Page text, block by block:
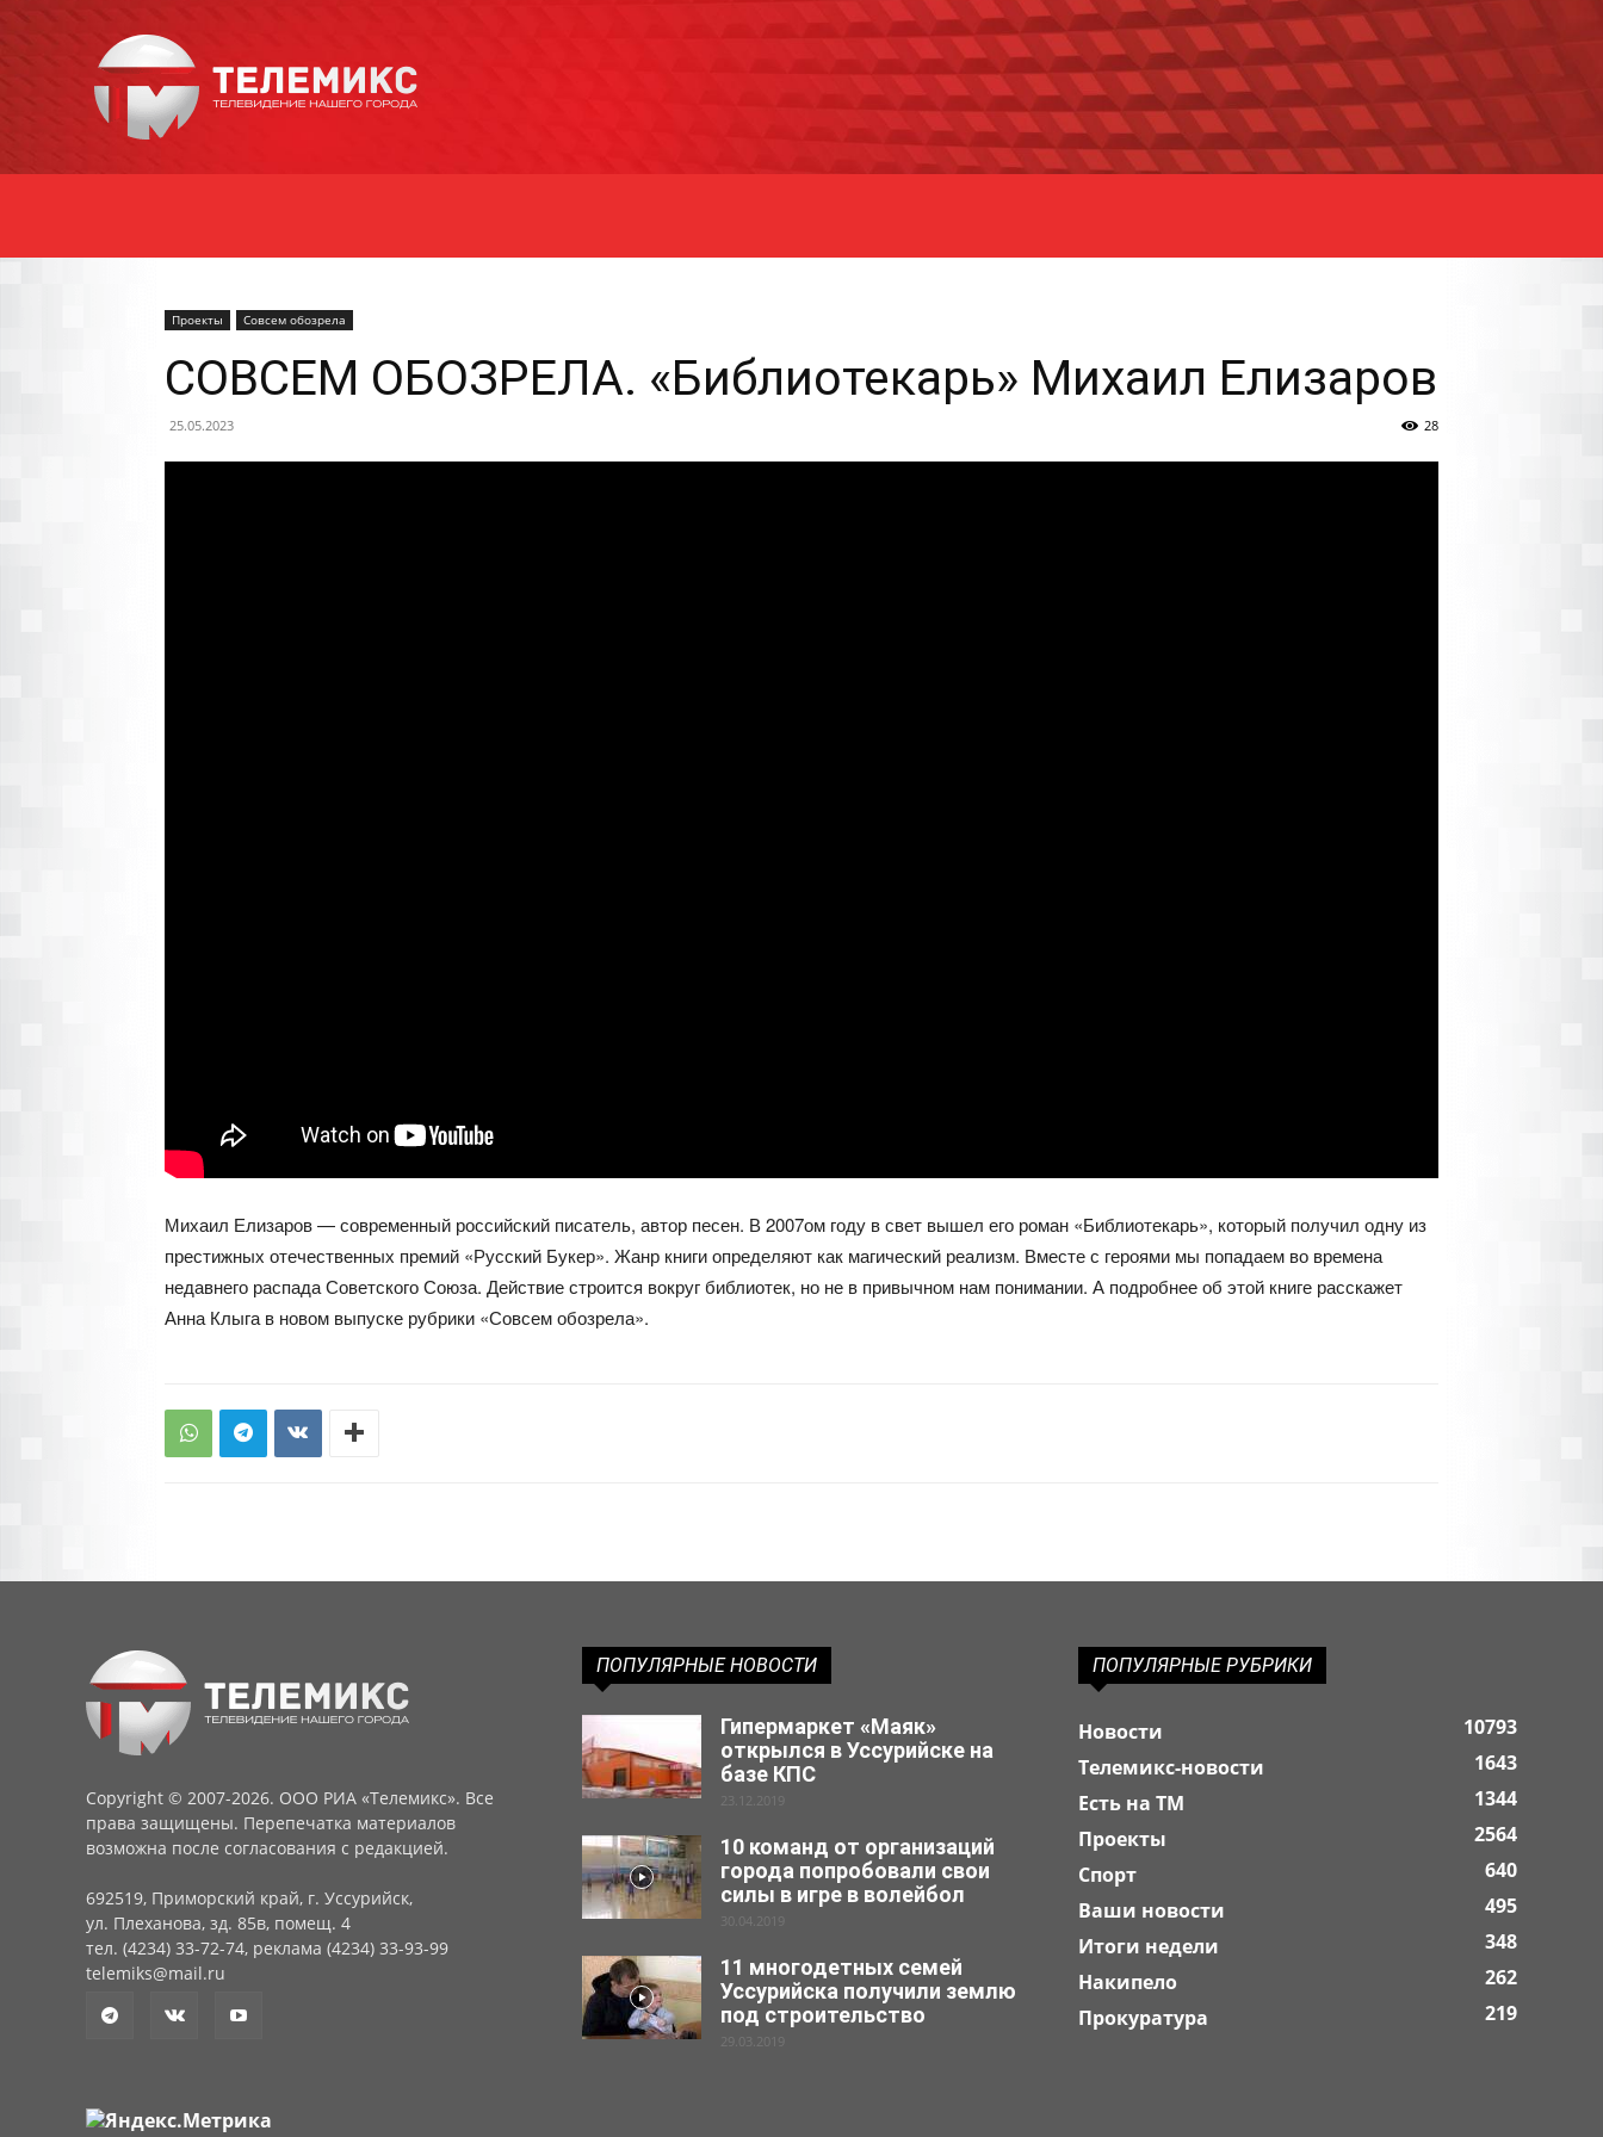
Уссурийска
Проекты Совсем обозрела
СОВСЕМ ОБОЗРЕЛА. «Библиотекарь» Михаил Елизаров
25.05.2023 28
Михаил Елизаров — современный российский писатель, автор песен. В 2007ом году в свет вышел его роман «Библиотекарь», который получил одну из
престижных отечественных премий «Русский Букер». Жанр книги определяют как магический реализм. Вместе с героями мы попадаем во времена
недавнего распада Советского Союза. Действие строится вокруг библиотек, но не в привычном нам понимании. А подробнее об этой книге расскажет
Анна Клыга в новом выпуске рубрики «Совсем обозрела».
Copyright © 2007-2026. ООО РИА «Телемикс». Все
права защищены. Перепечатка материалов
возможна после согласования с редакцией.
692519, Приморский край, г. Уссурийск,
ул. Плеханова, зд. 85в, помещ. 4
тел. (4234) 33-72-74, реклама (4234) 33-93-99
telemiks@mail.ru
ПОПУЛЯРНЫЕ НОВОСТИ
Гипермаркет «Маяк»
открылся в Уссурийске на
базе КПС
23.12.2019
10 команд от организаций
города попробовали свои
силы в игре в волейбол
30.04.2019
11 многодетных семей
Уссурийска получили землю
под строительство
29.03.2019
ПОПУЛЯРНЫЕ РУБРИКИ
Новости
10793
Телемикс-новости
1643
Есть на ТМ
1344
Проекты
2564
Спорт
640
Ваши новости
495
Итоги недели
348
Накипело
262
Прокуратура
219